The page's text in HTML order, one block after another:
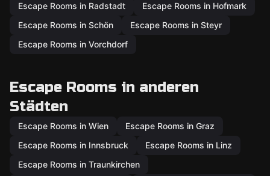
Escape Rooms in Radstadt
Escape Rooms in Hofmark
Escape Rooms in Schön
Escape Rooms in Steyr
Escape Rooms in Vorchdorf
Escape Rooms in anderen
Städten
Escape Rooms in Wien
Escape Rooms in Graz
Escape Rooms in Innsbruck
Escape Rooms in Linz
Escape Rooms in Traunkirchen